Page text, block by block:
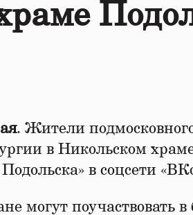
. Жители
в Никольском
в соцсети
могут поучаствовать